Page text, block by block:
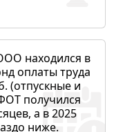
находился в
оплаты труда
(отпускные и
получился
а в 2025
ниже.